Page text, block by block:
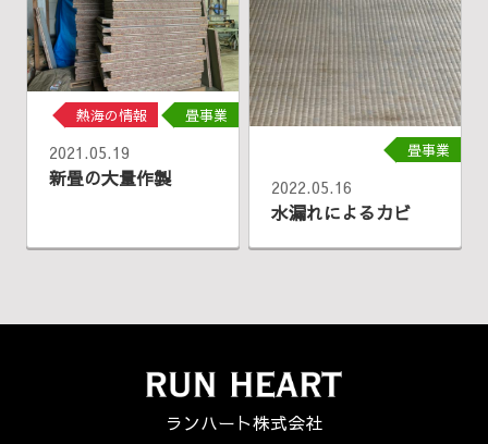
熱海の情報 畳事業
2021.05.19
新畳の大量作製
畳事業
2022.05.16
水漏れによるカビ
ランハート株式会社